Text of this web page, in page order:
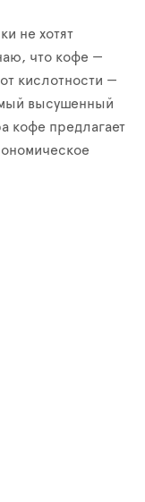
не хотят
что кофе —
кислотности —
высушенный
кофе предлагает